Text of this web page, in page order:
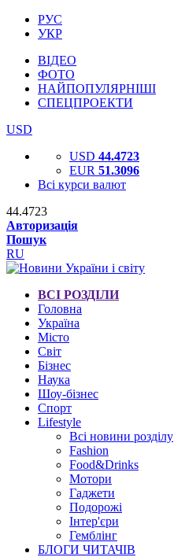
РУС
УКР
ВІДЕО
ФОТО
НАЙПОПУЛЯРНІШІ
СПЕЦПРОЕКТИ
USD
USD 44.4723
EUR 51.3096
Всі курси валют
44.4723
Авторизація
Пошук
RU
ВСІ РОЗДІЛИ
Головна
Україна
Місто
Світ
Бізнес
Наука
Шоу-бізнес
Спорт
Lifestyle
Всі новини розділу
Fashion
Food&Drinks
Мотори
Гаджети
Подорожі
Інтер'єри
Гемблінг
БЛОГИ ЧИТАЧІВ